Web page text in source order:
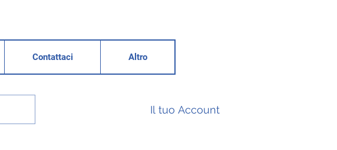
Contattaci Altro
Il tuo Account